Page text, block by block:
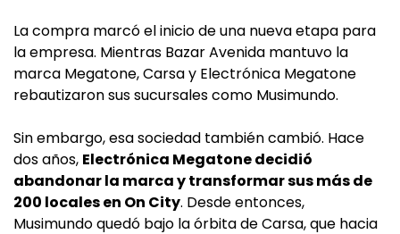
La compra marcó el inicio de una nueva etapa para
la empresa. Mientras Bazar Avenida mantuvo la
marca Megatone, Carsa y Electrónica Megatone
rebautizaron sus sucursales como Musimundo.
Sin embargo, esa sociedad también cambió. Hace
dos años, Electrónica Megatone decidió
abandonar la marca y transformar sus más de
200 locales en On City. Desde entonces,
Musimundo quedó bajo la órbita de Carsa, que hacia